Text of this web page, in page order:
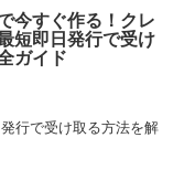
今すぐ作る！クレ
短即日発行で受け
ガイド
行で受け取る方法を解